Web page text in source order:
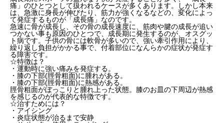
脳バランス療法 オプショ
理由 前編
「混合タイプ」？脳と
の連携から紐解く新事
痛」のひとつとして扱われるケースが多くあります。しかし本来
は、急激に身長が伸びたり、筋力が強くなるなどの、変化によっ
て発症するものが「成長痛」なのです。
急速に骨が成長し、その骨の成長速度に、筋肉や腱の成長が追い
つかない事も原因のひとつで、成長期に発生するのが、オスグッ
ト病です。子供の骨には軟骨が多いので、強い牽引作用により、
繰り返し負担がかかる事で、付着部位になんらかの症状が発症す
る障害です。
☆特徴は？
・運動時に強い痛みを発症する。
・膝の下部(脛骨粗面)に腫れがある。
・膝の下部(脛骨粗面)に熱感がある。
脛骨粗面がぼっこりと腫れ上った状態。膝のお皿の下周辺が熱感
を感じるのが代表的な特徴です。
☆治すためには？
・アイシング
・炎症状態が治るまで安静